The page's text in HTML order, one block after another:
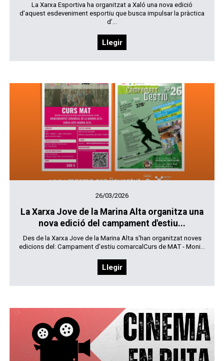
La Xarxa Esportiva ha organitzat a Xaló una nova edició
d’aquest esdeveniment esportiu que busca impulsar la pràctica
d’...
Llegir
26/03/2026
La Xarxa Jove de la Marina Alta organitza una
nova edició del campament d'estiu...
Des de la Xarxa Jove de la Marina Alta s'han organitzat noves
edicions del: Campament d'estiu comarcalCurs de MAT - Moni...
Llegir